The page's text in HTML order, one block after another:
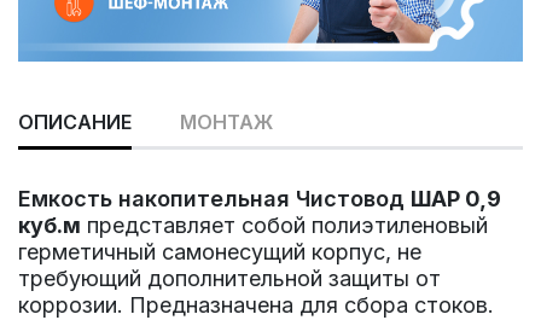
ОПИСАНИЕ МОНТАЖ
Емкость накопительная Чистовод ШАР 0,9
куб.м представляет собой полиэтиленовый
герметичный самонесущий корпус, не
требующий дополнительной защиты от
коррозии. Предназначена для сбора стоков.